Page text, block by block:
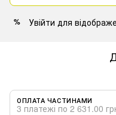
% Увійти для
ОПЛАТА ЧАСТИНАМИ
3 платежі по 2 631.00